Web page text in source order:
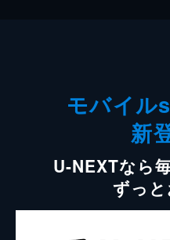
モバイル
新
U-NEXTなら
ずっと